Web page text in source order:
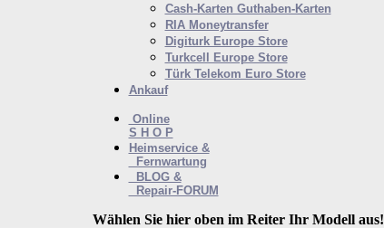
Cash-Karten Guthaben-Karten
RIA Moneytransfer
Digiturk Europe Store
Turkcell Europe Store
Türk Telekom Euro Store
Ankauf
Online
S H O P
Heimservice &
Fernwartung
BLOG &
Repair-FORUM
Wählen Sie hier oben im Reiter Ihr Modell aus!